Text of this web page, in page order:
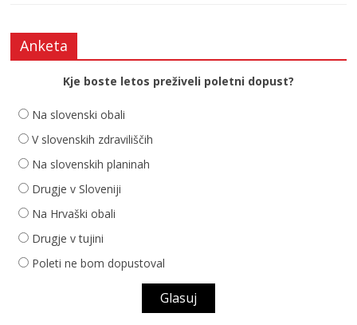
Anketa
Kje boste letos preživeli poletni dopust?
Na slovenski obali
V slovenskih zdraviliščih
Na slovenskih planinah
Drugje v Sloveniji
Na Hrvaški obali
Drugje v tujini
Poleti ne bom dopustoval